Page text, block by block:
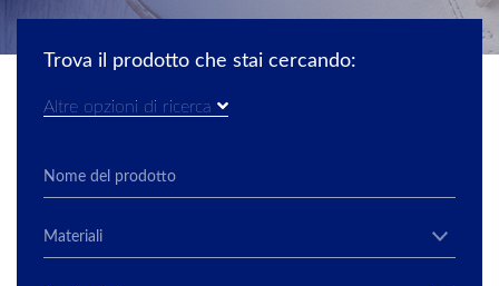
Trova il prodotto che stai cercando:
Altre opzioni di ricerca